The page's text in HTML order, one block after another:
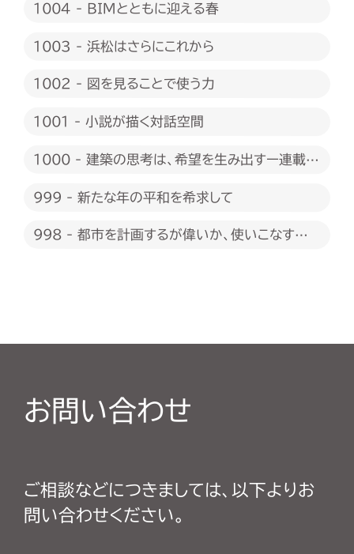
1004 - BIMとともに迎える春
1003 - 浜松はさらにこれから
1002 - 図を見ることで使う力
1001 - 小説が描く対話空間
1000 - 建築の思考は、希望を生み出すー連載
999 - 新たな年の平和を希求して
998 - 都市を計画するが偉いか、使いこなすが
お問い合わせ
ご相談などにつきましては、以下よりお
問い合わせください。